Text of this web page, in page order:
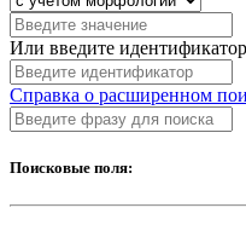
Или введите
Справка о расширенном
Поисковые поля: